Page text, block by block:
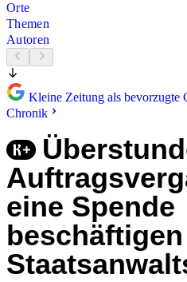
Orte
Themen
Autoren
Kleine Zeitung als bevorzugte
Chronik
eine Spende